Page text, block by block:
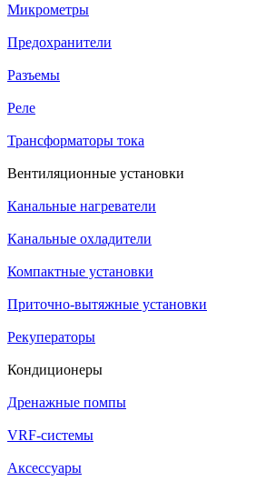
Микрометры
Предохранители
Разъемы
Реле
Трансформаторы тока
Вентиляционные установки
Канальные нагреватели
Канальные охладители
Компактные установки
Приточно-вытяжные установки
Рекуператоры
Кондиционеры
Дренажные помпы
VRF-системы
Аксессуары